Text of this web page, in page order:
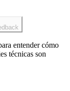
entender cómo
técnicas son